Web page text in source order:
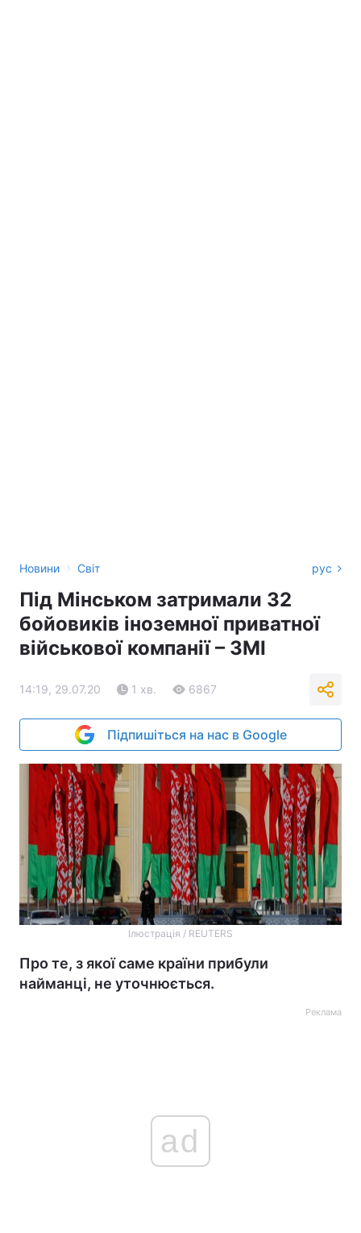
Новини › Світ рус
Під Мінськом затримали 32
бойовиків іноземної приватної
військової компанії – ЗМІ
14:19, 29.07.20 1 хв. 6867
Підпишіться на нас в Google
Ілюстрація / REUTERS
Про те, з якої саме країни прибули
найманці, не уточнюється.
Реклама
ad